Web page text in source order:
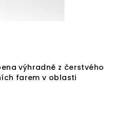
výhradně z čerstvého
farem v oblasti